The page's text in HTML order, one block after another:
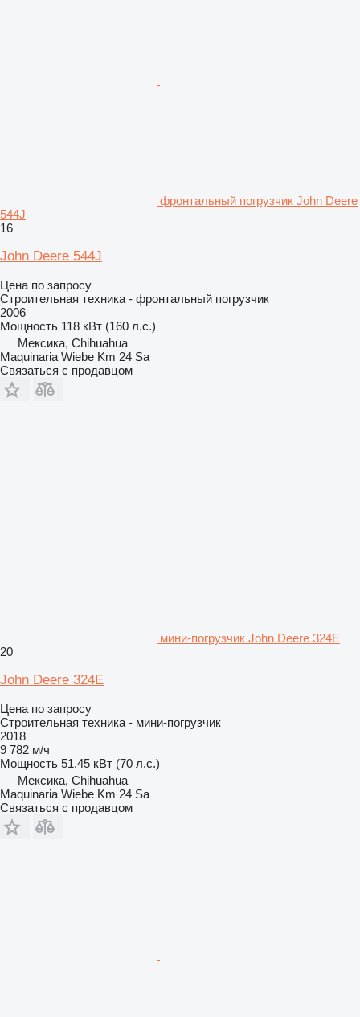
фронтальный погрузчик John Deere
544J
16
John Deere 544J
Цена по запросу
Строительная техника - фронтальный погрузчик
2006
Мощность 118 кВт (160 л.с.)
Мексика, Chihuahua
Maquinaria Wiebe Km 24 Sa
Связаться с продавцом
мини-погрузчик John Deere 324E
20
John Deere 324E
Цена по запросу
Строительная техника - мини-погрузчик
2018
9 782 м/ч
Мощность 51.45 кВт (70 л.с.)
Мексика, Chihuahua
Maquinaria Wiebe Km 24 Sa
Связаться с продавцом